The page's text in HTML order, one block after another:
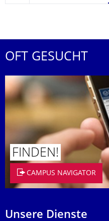
OFT GESUCHT
FINDEN!
CAMPUS NAVIGATOR
Unsere Dienste